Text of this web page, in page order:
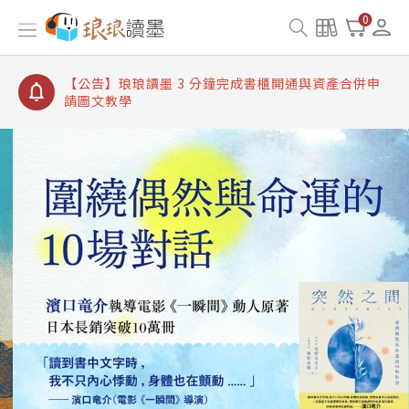
0
【公告】琅琅讀墨書櫃開通常見問題
【公告】琅琅讀墨 3 分鐘完成書櫃開通與資產合併申
【公告】琅琅書店服務升級重要說明及資產合併結果
查詢
【公告】琅琅讀墨數位閱讀資產合併與書櫃開通申請